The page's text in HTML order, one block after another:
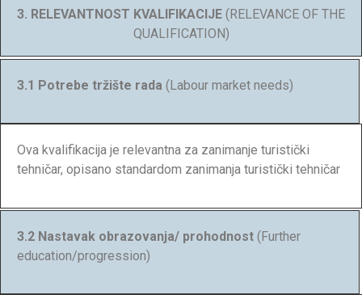
3. RELEVANTNOST KVALIFIKACIJE (RELEVANCE OF THE
QUALIFICATION)
3.1 Potrebe tržište rada (Labour market needs)
Ova kvalifikacija je relevantna za zanimanje turistički
tehničar, opisano standardom zanimanja turistički tehničar
3.2 Nastavak obrazovanja/ prohodnost (Further
education/progression)